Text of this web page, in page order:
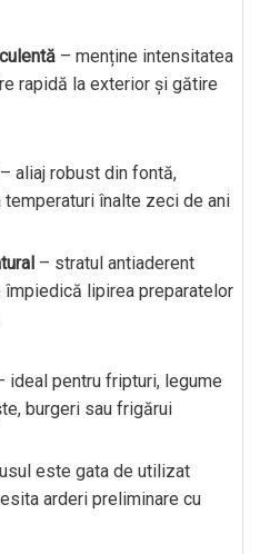
– menține intensitatea
rapidă la exterior și gătire
– aliaj robust din fontă,
înalte zeci de ani
– stratul antiaderent
lipirea preparatelor
ideal pentru fripturi, legume
burgeri sau frigărui
este gata de utilizat
arderi preliminare cu